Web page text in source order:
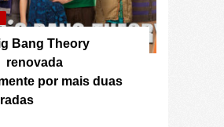
Bang Theory
renovada
por mais duas